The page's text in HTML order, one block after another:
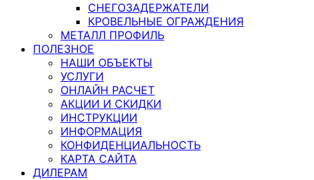
СНЕГОЗАДЕРЖАТЕЛИ
КРОВЕЛЬНЫЕ ОГРАЖДЕНИЯ
МЕТАЛЛ ПРОФИЛЬ
ПОЛЕЗНОЕ
НАШИ ОБЪЕКТЫ
УСЛУГИ
ОНЛАЙН РАСЧЕТ
АКЦИИ И СКИДКИ
ИНСТРУКЦИИ
ИНФОРМАЦИЯ
КОНФИДЕНЦИАЛЬНОСТЬ
КАРТА САЙТА
ДИЛЕРАМ